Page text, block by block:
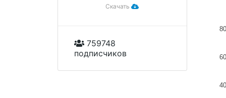
Скачать
759748
подписчиков